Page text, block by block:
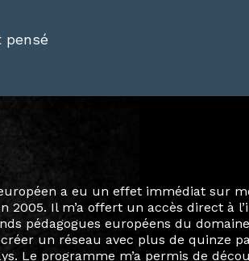
pensé
que ma vie privée et ma vie
liées. Durant mon année au
j’ai intégré un réseau européen aussi
étendu bien au-delà de la salle de
j’invitais mes camarades à